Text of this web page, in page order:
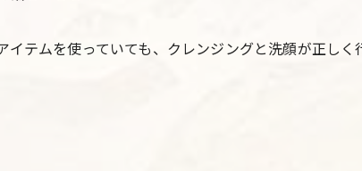
イテムを使っていても、クレンジングと洗顔が正し